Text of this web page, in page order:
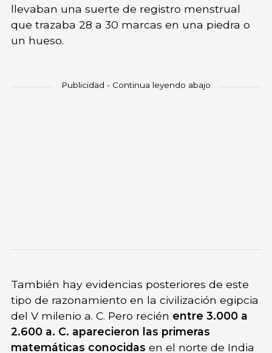
llevaban una suerte de registro menstrual
que trazaba 28 a 30 marcas en una piedra o
un hueso.
También hay evidencias posteriores de este
tipo de razonamiento en la civilización egipcia
del V milenio a. C. Pero recién entre 3.000 a
2.600 a. C. aparecieron las primeras
matemáticas conocidas en el norte de India